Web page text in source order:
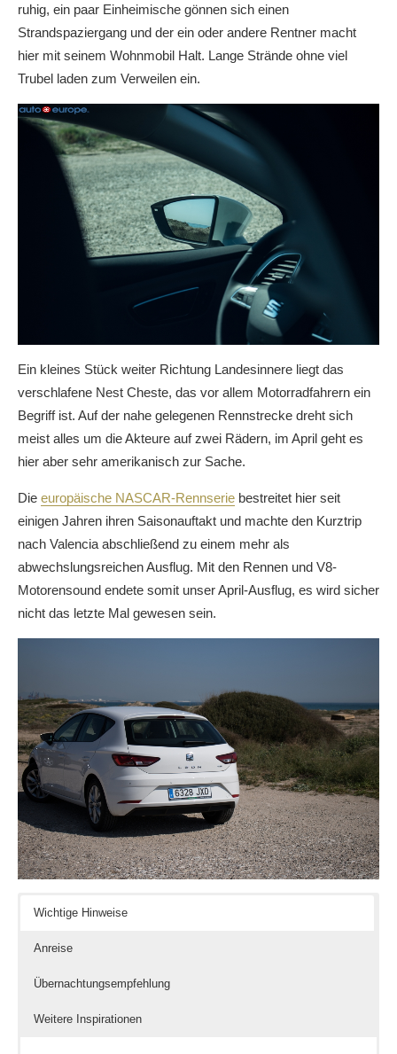
ruhig, ein paar Einheimische gönnen sich einen
Strandspaziergang und der ein oder andere Rentner macht
hier mit seinem Wohnmobil Halt. Lange Strände ohne viel
Trubel laden zum Verweilen ein.
Ein kleines Stück weiter Richtung Landesinnere liegt das
verschlafene Nest Cheste, das vor allem Motorradfahrern ein
Begriff ist. Auf der nahe gelegenen Rennstrecke dreht sich
meist alles um die Akteure auf zwei Rädern, im April geht es
hier aber sehr amerikanisch zur Sache.
Die europäische NASCAR-Rennserie bestreitet hier seit
einigen Jahren ihren Saisonauftakt und machte den Kurztrip
nach Valencia abschließend zu einem mehr als
abwechslungsreichen Ausflug. Mit den Rennen und V8-
Motorensound endete somit unser April-Ausflug, es wird sicher
nicht das letzte Mal gewesen sein.
Wichtige Hinweise
Anreise
Übernachtungsempfehlung
Weitere Inspirationen